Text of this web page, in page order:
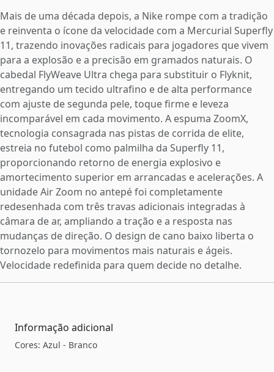
Mais de uma década depois, a Nike rompe com a tradição
e reinventa o ícone da velocidade com a Mercurial Superfly
11, trazendo inovações radicais para jogadores que vivem
para a explosão e a precisão em gramados naturais. O
cabedal FlyWeave Ultra chega para substituir o Flyknit,
entregando um tecido ultrafino e de alta performance
com ajuste de segunda pele, toque firme e leveza
incomparável em cada movimento. A espuma ZoomX,
tecnologia consagrada nas pistas de corrida de elite,
estreia no futebol como palmilha da Superfly 11,
proporcionando retorno de energia explosivo e
amortecimento superior em arrancadas e acelerações. A
unidade Air Zoom no antepé foi completamente
redesenhada com três travas adicionais integradas à
câmara de ar, ampliando a tração e a resposta nas
mudanças de direção. O design de cano baixo liberta o
tornozelo para movimentos mais naturais e ágeis.
Velocidade redefinida para quem decide no detalhe.
Informação adicional
Cores: Azul - Branco